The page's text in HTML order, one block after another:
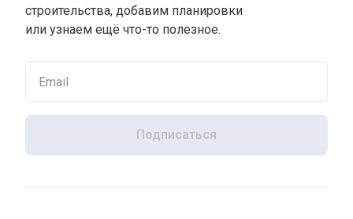
строительства, добавим планировки
или узнаем ещё что-то полезное.
Подписаться